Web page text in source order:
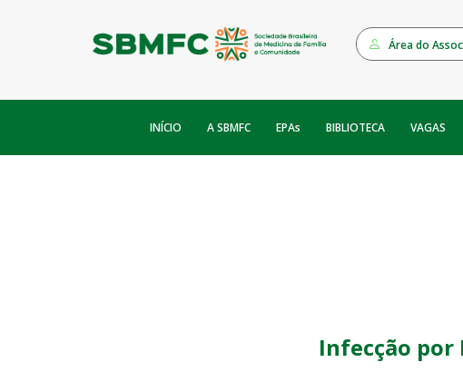
Área do
INÍCIO A SBMFC EPAs BIBLIOTECA VAGAS
Infecção por